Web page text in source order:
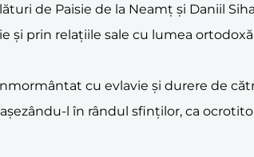
de Paisie de la Neamț și Daniil
prin relațiile sale cu lumea
cu evlavie și durere de
l în rândul sfinților, ca